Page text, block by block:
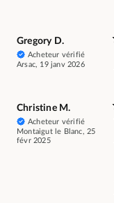
Gregory D.
Acheteur vérifié
Arsac, 19 janv 2026
Christine M.
Acheteur vérifié
Montaigut le Blanc, 25
févr 2025